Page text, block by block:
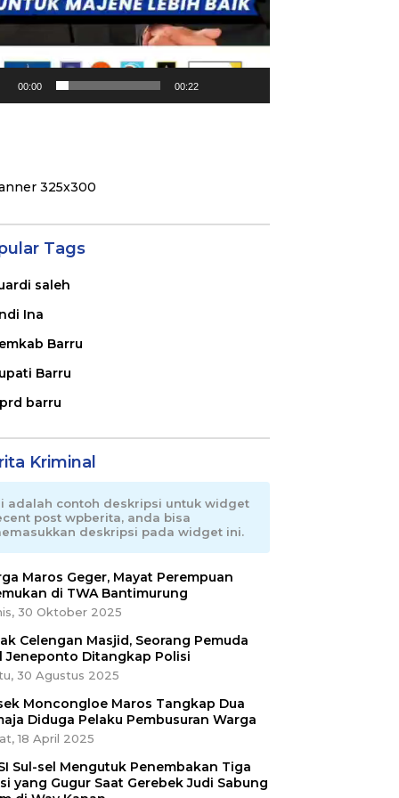
00:00 00:22
Tags
saleh
Ina
Barru
Barru
barru
Kriminal
adalah contoh deskripsi untuk widget
post wpberita, anda bisa
deskripsi pada widget ini.
Maros Geger, Mayat Perempuan
di TWA Bantimurung
30 Oktober 2025
Celengan Masjid, Seorang Pemuda
Jeneponto Ditangkap Polisi
30 Agustus 2025
Moncongloe Maros Tangkap Dua
Diduga Pelaku Pembusuran Warga
18 April 2025
Sul-sel Mengutuk Penembakan Tiga
yang Gugur Saat Gerebek Judi Sabung